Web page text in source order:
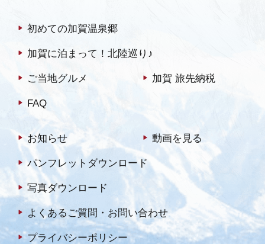
初めての加賀温泉郷
加賀に泊まって！北陸巡り♪
ご当地グルメ 加賀 旅先納税
FAQ
お知らせ 動画を見る
パンフレットダウンロード
写真ダウンロード
よくあるご質問・お問い合わせ
プライバシーポリシー